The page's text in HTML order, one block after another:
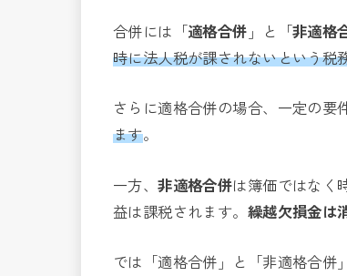
合併には「適格合併 」と「非適格
時に法人税が課されないという税
さらに適格合併の場合、一定の要
ます。
一方、非適格合併は簿価ではなく
益は課税されます。 繰越欠損金は
では「適格合併」と「非適格合併